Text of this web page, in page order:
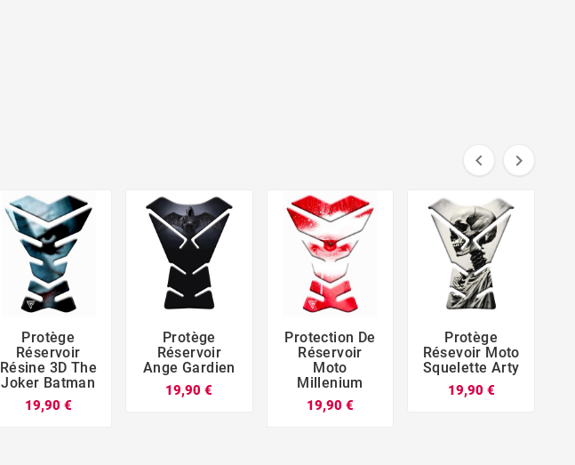
 
 
Protège
Réservoir
Résine 3D The
Joker Batman
19,90 €
 
Protège
Réservoir
Ange Gardien
19,90 €
 
Protection De
Réservoir
Moto
Millenium
19,90 €
 
Protège
Résevoir Moto
Squelette Arty
19,90 €